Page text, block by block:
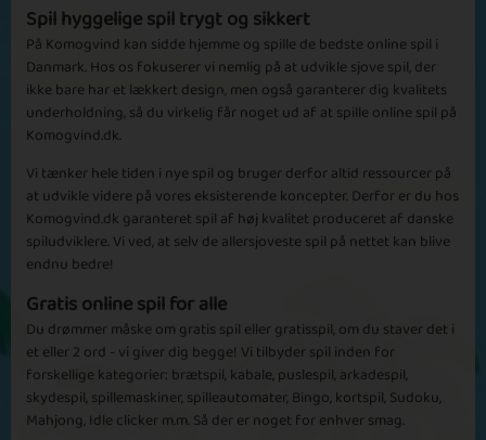
Episode 16
Basic Expert Mr. Cunliffe
Raphael
Clayton
Episode 17
Spil hyggelige spil trygt og sikkert
På Komogvind kan sidde hjemme og spille de bedste online spil i
Danmark. Hos os fokuserer vi nemlig på at udvikle sjove spil, der
ikke bare har et lækkert design, men også garanterer dig kvalitets
underholdning, så du virkelig får noget ud af at spille online spil på
Komogvind.dk.
Vi tænker hele tiden i nye spil og bruger derfor altid ressourcer på
at udvikle videre på vores eksisterende koncepter. Derfor er du hos
Komogvind.dk garanteret spil af høj kvalitet produceret af danske
spiludviklere. Vi ved, at selv de allersjoveste spil på nettet kan blive
endnu bedre!
Gratis online spil for alle
Du drømmer måske om gratis spil eller gratisspil, om du staver det i
et eller 2 ord - vi giver dig begge! Vi tilbyder spil inden for
forskellige kategorier: brætspil, kabale, puslespil, arkadespil,
skydespil, spillemaskiner, spilleautomater, Bingo, kortspil, Sudoku,
Mahjong, Idle clicker m.m. Så der er noget for enhver smag.